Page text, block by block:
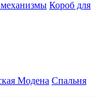
Короб для
Модена Спальня